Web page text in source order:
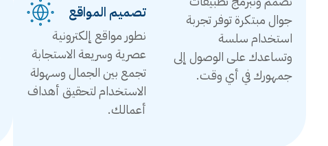
جوال مبتكرة توفر تجربة
استخدام سلسة
وتساعدك على الوصول إلى
جمهورك في أي وقت.
تصميم المواقع
نطور مواقع إلكترونية
عصرية وسريعة الاستجابة
تجمع بين الجمال وسهولة
الاستخدام لتحقيق أهداف
أعمالك.